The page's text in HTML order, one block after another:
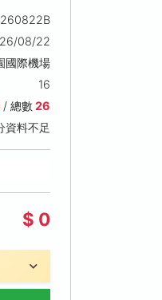
08/22
國際機場
16
/ 總數26
資料不足
$ 0